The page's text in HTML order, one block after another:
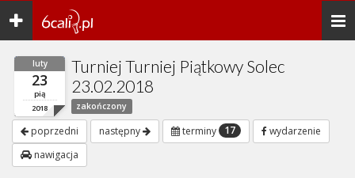
Toggle
navigation
luty
23
pią
2018
Turniej Turniej Piątkowy Solec
23.02.2018
zakończony
poprzedni następny terminy 17
wydarzenie
nawigacja